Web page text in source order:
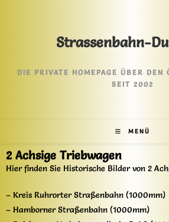
Strassenbahn-
DIE PRIVATE HOMEPAGE ÜBER DEN
SEIT 2002
MENÜ
2 Achsige Triebwagen
Hier finden Sie Historische Bilder von 2
– Kreis Ruhrorter Straßenbahn (1000mm)
– Hamborner Straßenbahn (1000mm)